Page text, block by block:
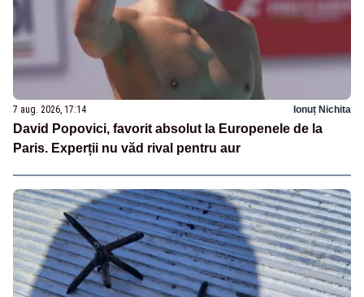
7 aug. 2026, 17:14 Ionuț Nichita
David Popovici, favorit absolut la Europenele de la
Paris. Experții nu văd rival pentru aur